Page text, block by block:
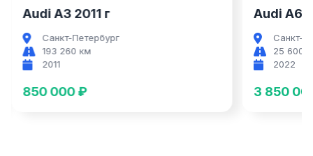
Audi A3 2011 г
Санкт-Петербург
193 260 км
2011
850 000 ₽
Audi A6
Санкт-
25 600
2022
3 850